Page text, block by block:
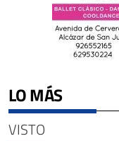
LO MÁS
VISTO